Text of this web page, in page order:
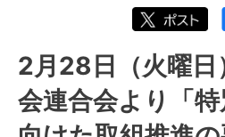
フォトダイアリー 2022年度
フォトダイアリー 2023年2月
2月28日（火曜日）金沢区町内会連合
向けた取組推進の要望書」を受領しま
2月28日（火曜日
会連合会より「